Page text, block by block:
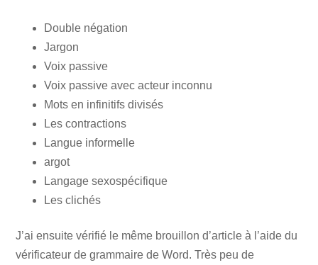
Double négation
Jargon
Voix passive
Voix passive avec acteur inconnu
Mots en infinitifs divisés
Les contractions
Langue informelle
argot
Langage sexospécifique
Les clichés
J’ai ensuite vérifié le même brouillon d’article à l’aide du
vérificateur de grammaire de Word. Très peu de